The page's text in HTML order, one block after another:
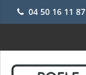
04 50 16 11 87